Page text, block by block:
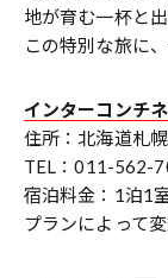
地が育む一杯と
この特別な旅に
インターコンチ
住所：北海道札
TEL：011-562-
宿泊料金：1泊1
プランによって